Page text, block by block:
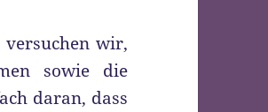
versuchen wir,
sowie die
daran, dass